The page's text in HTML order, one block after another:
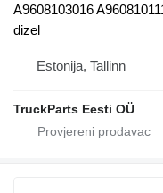
A9608103016
dizel
Estonija, Tallinn
TruckParts Eesti OÜ